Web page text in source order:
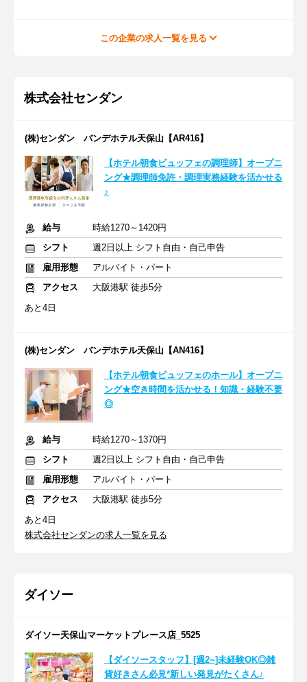
この企業の求人一覧を見る
株式会社センダン
(株)センダン バンデホテル天保山【AR416】
【ホテル朝食ビュッフェの調理師】オープニ
ング★調理師免許・調理実務経験を活かせる
♪
給与
時給1270～1420円
シフト
週2日以上 シフト自由・自己申告
雇用形態
アルバイト・パート
アクセス
大阪港駅 徒歩5分
あと4日
(株)センダン バンデホテル天保山【AN416】
【ホテル朝食ビュッフェのホール】オープニ
ング★空き時間を活かせる！知識・経験不要
◎
給与
時給1270～1370円
シフト
週2日以上 シフト自由・自己申告
雇用形態
アルバイト・パート
アクセス
大阪港駅 徒歩5分
あと4日
株式会社センダンの求人一覧を見る
ダイソー
ダイソー天保山マーケットプレース店_5525
【ダイソースタッフ】[週2~]未経験OK◎雑
貨好きさん必見*新しい発見がたくさん♪